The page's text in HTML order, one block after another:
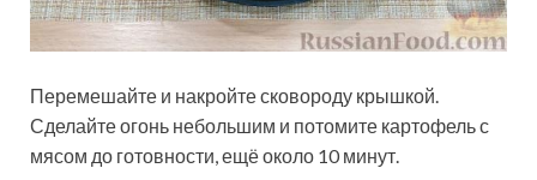
Перемешайте и накройте сковороду крышкой.
Сделайте огонь небольшим и потомите картофель с
мясом до готовности, ещё около 10 минут.